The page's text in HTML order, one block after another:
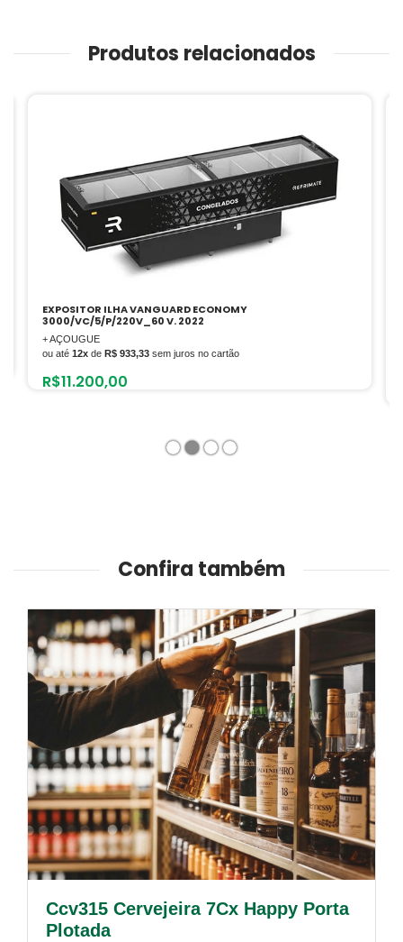
Produtos relacionados
VRS16 – REFRIGERADOR VISA COOLER 454 LITROS – 220V –
FULL BLACK
+ BAR
ou até12x deR$ 491,67 sem juros no cartão
deR$6.650,00por
1 2 3 4
Confira também
Ccv315 Cervejeira 7Cx Happy Porta
Plotada